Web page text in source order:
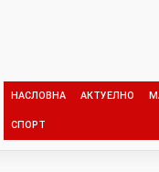
НАСЛОВНА АКТУЕЛНО
СПОРТ